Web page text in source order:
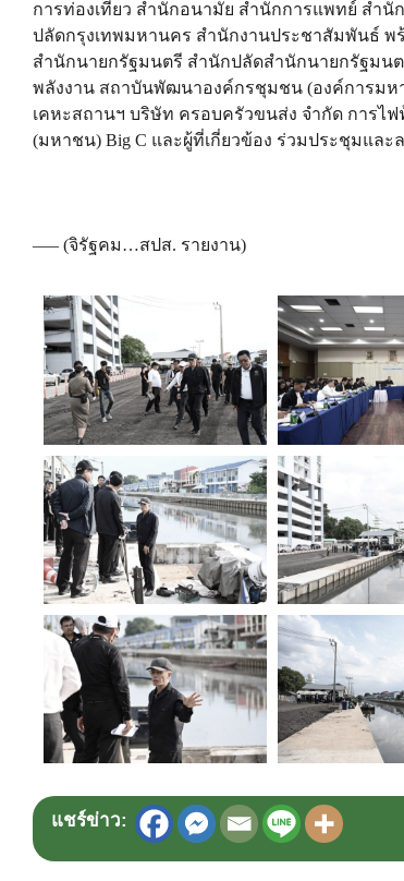
การท่องเที่ยว สำนักอนามัย สำนักการแพทย์ สำนั
ปลัดกรุงเทพมหานคร สำนักงานประชาสัมพันธ์
สำนักนายกรัฐมนตรี สำนักปลัดสำนักนายกรัฐมน
พลังงาน สถาบันพัฒนาองค์กรชุมชน (องค์การม
เคหะสถานฯ บริษัท ครอบครัวขนส่ง จำกัด การไ
(มหาชน) Big C และผู้ที่เกี่ยวข้อง ร่วมประชุมแล
—– (จิรัฐคม…สปส. รายงาน)
แชร์ข่าว: